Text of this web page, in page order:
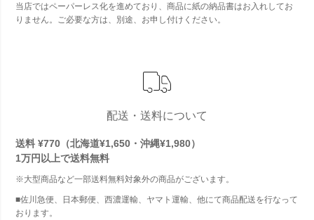
当店ではペーパーレス化を進めており、商品に紙の納品書はお入れしてお
りません。ご必要な方は、別途、お申し付けください。
配送・送料について
送料 ¥770（北海道¥1,650・沖縄¥1,980）
1万円以上で送料無料
※大型商品など一部送料無料対象外の商品がございます。
■佐川急便、日本郵便、西濃運輸、ヤマト運輸、他にて商品配送を行なって
おります。